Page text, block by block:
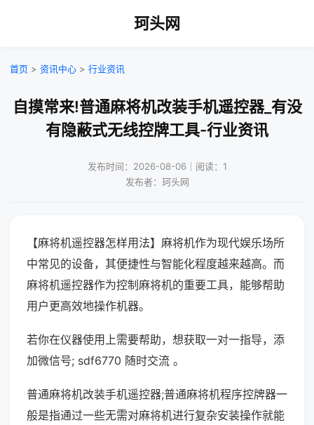
珂头网
首页 > 资讯中心 > 行业资讯
自摸常来!普通麻将机改装手机遥控器_有没
有隐蔽式无线控牌工具-行业资讯
发布时间：2026-08-06｜阅读：1
发布者：珂头网
【麻将机遥控器怎样用法】麻将机作为现代娱乐场所
中常见的设备，其便捷性与智能化程度越来越高。而
麻将机遥控器作为控制麻将机的重要工具，能够帮助
用户更高效地操作机器。
若你在仪器使用上需要帮助，想获取一对一指导，添
加微信号; sdf6770 随时交流 。
普通麻将机改装手机遥控器;普通麻将机程序控牌器一
般是指通过一些无需对麻将机进行复杂安装操作就能